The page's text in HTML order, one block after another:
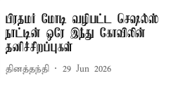
பிரதமர் மோடி வழிபட்ட செஷல்ஸ்
நாட்டின் ஒரே இந்து கோவிலின்
தனிச்சிறப்புகள்
தினத்தந்தி 29 Jun 2026